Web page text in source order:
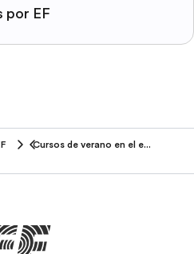
por EF
Cursos de verano en el extranjero